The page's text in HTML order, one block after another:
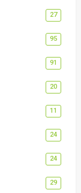
27
95
91
20
11
24
24
29